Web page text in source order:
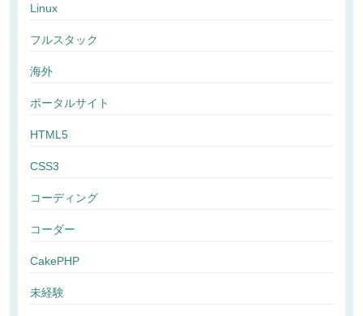
Linux
フルスタック
海外
ポータルサイト
HTML5
CSS3
コーディング
コーダー
CakePHP
未経験